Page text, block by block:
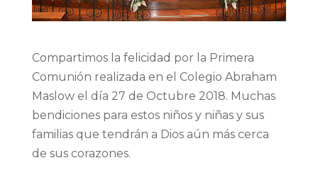
Compartimos la felicidad por la Primera
Comunión realizada en el Colegio Abraham
Maslow el día 27 de Octubre 2018. Muchas
bendiciones para estos niños y niñas y sus
familias que tendrán a Dios aún más cerca
de sus corazones.